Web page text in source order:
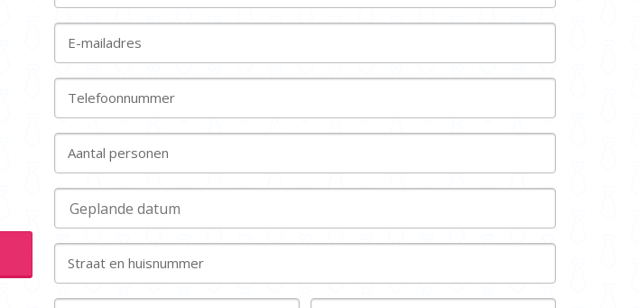
E-mailadres
Telefoonnummer
Aantal personen
Straat en huisnummer